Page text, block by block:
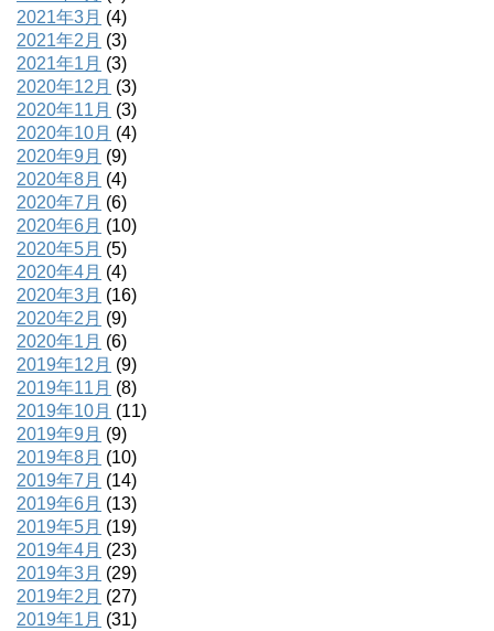
2021年3月 (4)
2021年2月 (3)
2021年1月 (3)
2020年12月 (3)
2020年11月 (3)
2020年10月 (4)
2020年9月 (9)
2020年8月 (4)
2020年7月 (6)
2020年6月 (10)
2020年5月 (5)
2020年4月 (4)
2020年3月 (16)
2020年2月 (9)
2020年1月 (6)
2019年12月 (9)
2019年11月 (8)
2019年10月 (11)
2019年9月 (9)
2019年8月 (10)
2019年7月 (14)
2019年6月 (13)
2019年5月 (19)
2019年4月 (23)
2019年3月 (29)
2019年2月 (27)
2019年1月 (31)